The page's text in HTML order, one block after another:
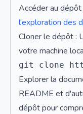
Accéder au
l'exploration des
Cloner le dépôt :
votre machine
Explorer la
README et
dépôt pour